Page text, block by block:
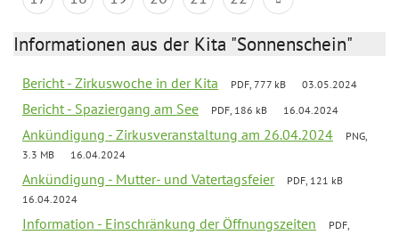
Informationen aus der Kita "Sonnenschein"
Bericht - Zirkuswoche in der Kita PDF, 777 kB 03.05.2024
Bericht - Spaziergang am See PDF, 186 kB 16.04.2024
Ankündigung - Zirkusveranstaltung am 26.04.2024
PNG,
3.3 MB
16.04.2024
Ankündigung - Mutter- und Vatertagsfeier
PDF, 121 kB
16.04.2024
Information - Einschränkung der Öffnungszeiten
PDF,